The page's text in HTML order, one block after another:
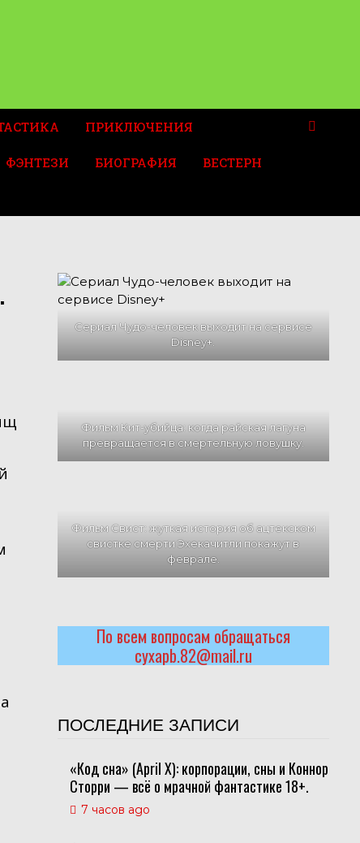
ПРИКЛЮЧЕНИЯ
ФЭНТЕЗИ БИОГРАФИЯ ВЕСТЕРН
Сериал Чудо-человек выходит на сервисе
Disney+.
Фильм Кит-убийца: когда райская лагуна
превращается в смертельную ловушку.
Фильм Свист: жуткая история об ацтекском
свистке смерти Эхекачитли покажут в
феврале.
По всем вопросам обращаться
cyxapb.82@mail.ru
ПОСЛЕДНИЕ ЗАПИСИ
«Код сна» (April X): корпорации, сны и Коннор
Сторри — всё о мрачной фантастике 18+.
7 часов ago